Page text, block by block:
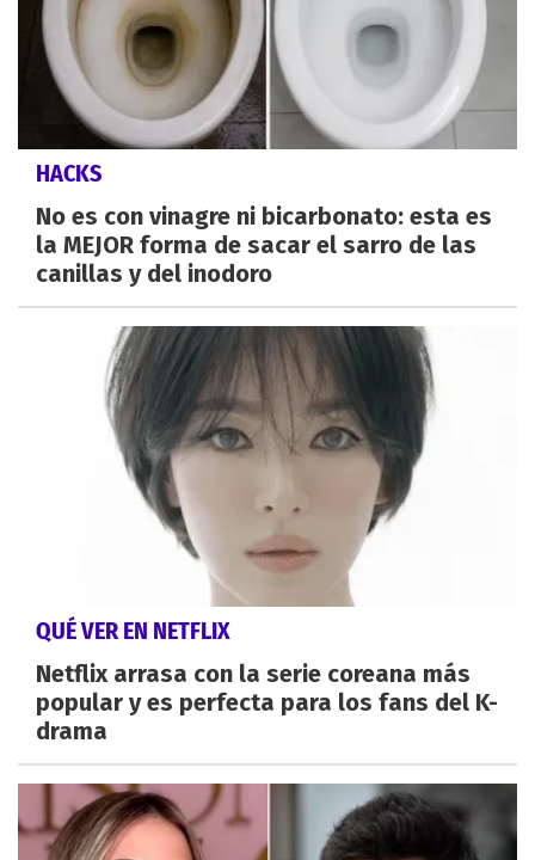
HACKS
No es con vinagre ni bicarbonato: esta es
la MEJOR forma de sacar el sarro de las
canillas y del inodoro
QUÉ VER EN NETFLIX
Netflix arrasa con la serie coreana más
popular y es perfecta para los fans del K-
drama